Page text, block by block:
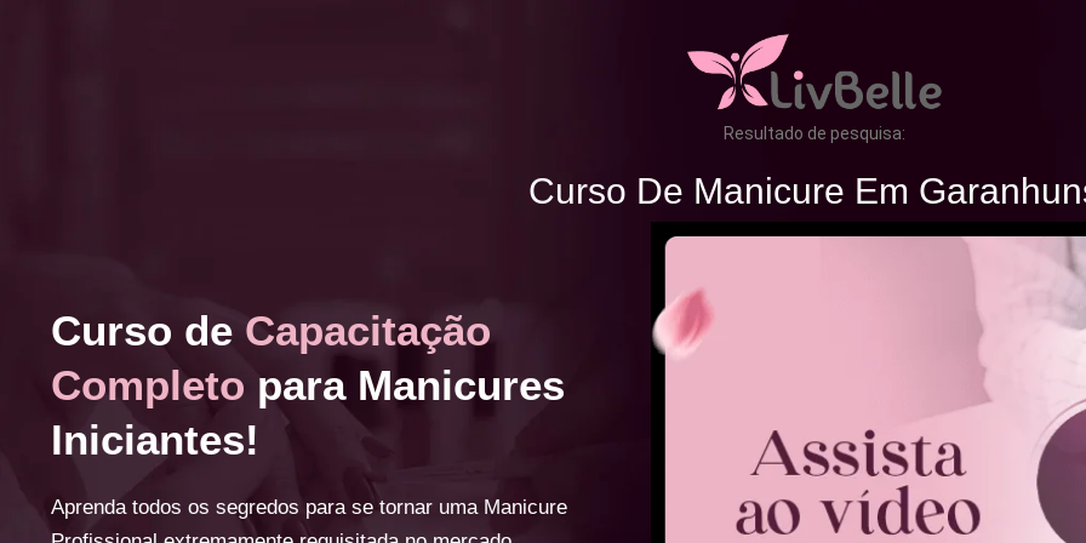
Resultado de pesquisa:
Curso De Manicure Em
Curso de Capacitação
Completo para Manicures
Iniciantes!
Aprenda todos os segredos para se tornar uma Manicure